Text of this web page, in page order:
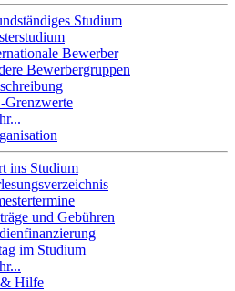
Studium
Bewerber
Bewerbergruppen
Grenzwerte
ins Studium
und Gebühren
im Studium
Hilfe